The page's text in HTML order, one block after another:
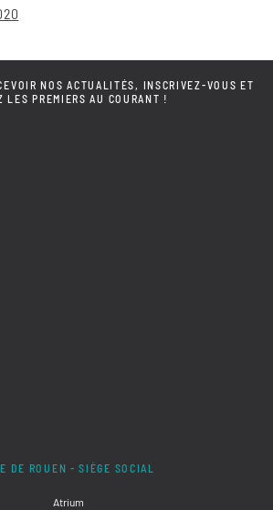
NOS ACTUALITÉS, INSCRIVEZ-VOUS ET
LES PREMIERS AU COURANT !
DE ROUEN - SIÈGE SOCIAL
Atrium